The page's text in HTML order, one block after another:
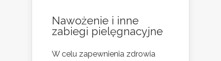
Nawożenie i inne
zabiegi pielęgnacyjne
W celu zapewnienia zdrowia